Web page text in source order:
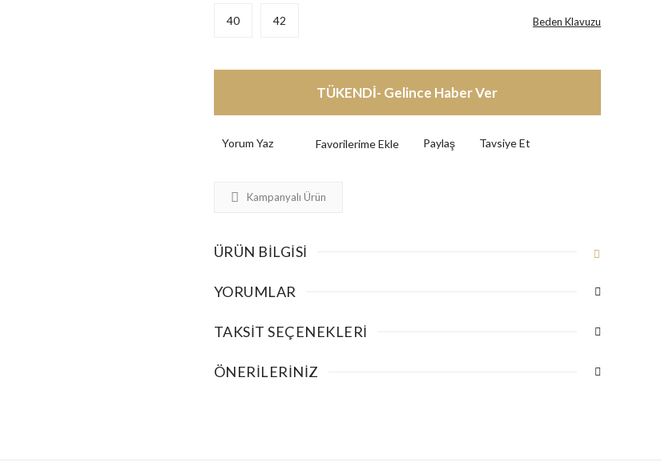
40 42 Beden Klavuzu
TÜKENDİ- Gelince Haber Ver
Yorum Yaz Paylaş Tavsiye Et
Kampanyalı Ürün
ÜRÜN BILGISI
YORUMLAR
TAKSIT SEÇENEKLERI
ÖNERILERINIZ